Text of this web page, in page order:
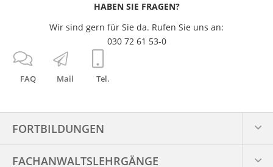
FAQ Mail Tel.
HABEN SIE FRAGEN?
Wir sind gern für Sie da. Rufen Sie uns an:
030 72 61 53-0
FORTBILDUNGEN
FACHANWALTS­LEHRGÄNGE